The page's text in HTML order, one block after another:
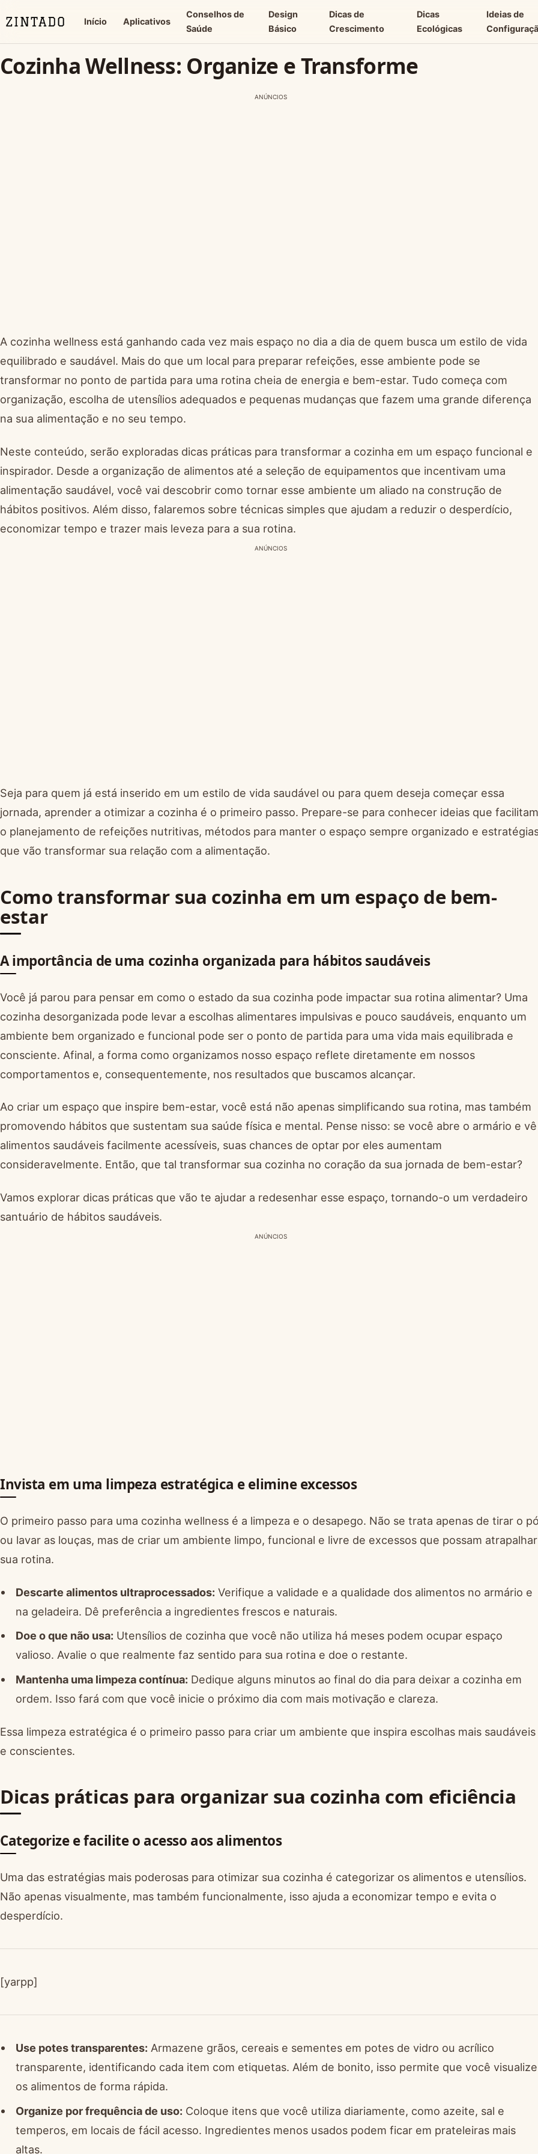
Início Aplicativos
Conselhos de
Saúde
Design
Básico
Dicas de
Crescimento
Dicas
Ecológicas
Ideias de
Cozinha Wellness: Organize e Transforme
ANÚNCIOS
A cozinha wellness está ganhando cada vez mais espaço no dia a dia de quem busca um estilo de vida
equilibrado e saudável. Mais do que um local para preparar refeições, esse ambiente pode se
transformar no ponto de partida para uma rotina cheia de energia e bem-estar. Tudo começa com
organização, escolha de utensílios adequados e pequenas mudanças que fazem uma grande diferença
na sua alimentação e no seu tempo.
Neste conteúdo, serão exploradas dicas práticas para transformar a cozinha em um espaço funcional e
inspirador. Desde a organização de alimentos até a seleção de equipamentos que incentivam uma
alimentação saudável, você vai descobrir como tornar esse ambiente um aliado na construção de
hábitos positivos. Além disso, falaremos sobre técnicas simples que ajudam a reduzir o desperdício,
economizar tempo e trazer mais leveza para a sua rotina.
ANÚNCIOS
Seja para quem já está inserido em um estilo de vida saudável ou para quem deseja começar essa
jornada, aprender a otimizar a cozinha é o primeiro passo. Prepare-se para conhecer ideias que facilitam
o planejamento de refeições nutritivas, métodos para manter o espaço sempre organizado e
que vão transformar sua relação com a alimentação.
Como transformar sua cozinha em um espaço de bem-
estar
A importância de uma cozinha organizada para hábitos saudáveis
Você já parou para pensar em como o estado da sua cozinha pode impactar sua rotina alimentar? Uma
cozinha desorganizada pode levar a escolhas alimentares impulsivas e pouco saudáveis, enquanto um
ambiente bem organizado e funcional pode ser o ponto de partida para uma vida mais equilibrada e
consciente. Afinal, a forma como organizamos nosso espaço reflete diretamente em nossos
comportamentos e, consequentemente, nos resultados que buscamos alcançar.
Ao criar um espaço que inspire bem-estar, você está não apenas simplificando sua rotina, mas também
promovendo hábitos que sustentam sua saúde física e mental. Pense nisso: se você abre o armário e vê
alimentos saudáveis facilmente acessíveis, suas chances de optar por eles aumentam
consideravelmente. Então, que tal transformar sua cozinha no coração da sua jornada de bem-estar?
Vamos explorar dicas práticas que vão te ajudar a redesenhar esse espaço, tornando-o um verdadeiro
santuário de hábitos saudáveis.
ANÚNCIOS
Invista em uma limpeza estratégica e elimine excessos
O primeiro passo para uma cozinha wellness é a limpeza e o desapego. Não se trata apenas de tirar o
ou lavar as louças, mas de criar um ambiente limpo, funcional e livre de excessos que possam atrapalhar
sua rotina.
Descarte alimentos ultraprocessados: Verifique a validade e a qualidade dos alimentos no armário e
na geladeira. Dê preferência a ingredientes frescos e naturais.
Doe o que não usa: Utensílios de cozinha que você não utiliza há meses podem ocupar espaço
valioso. Avalie o que realmente faz sentido para sua rotina e doe o restante.
Mantenha uma limpeza contínua: Dedique alguns minutos ao final do dia para deixar a cozinha em
ordem. Isso fará com que você inicie o próximo dia com mais motivação e clareza.
Essa limpeza estratégica é o primeiro passo para criar um ambiente que inspira escolhas mais saudáveis
e conscientes.
Dicas práticas para organizar sua cozinha com eficiência
Categorize e facilite o acesso aos alimentos
Uma das estratégias mais poderosas para otimizar sua cozinha é categorizar os alimentos e utensílios.
Não apenas visualmente, mas também funcionalmente, isso ajuda a economizar tempo e evita o
desperdício.
[yarpp]
Use potes transparentes: Armazene grãos, cereais e sementes em potes de vidro ou acrílico
transparente, identificando cada item com etiquetas. Além de bonito, isso permite que você visualize
os alimentos de forma rápida.
Organize por frequência de uso: Coloque itens que você utiliza diariamente, como azeite, sal e
temperos, em locais de fácil acesso. Ingredientes menos usados podem ficar em prateleiras mais
altas.